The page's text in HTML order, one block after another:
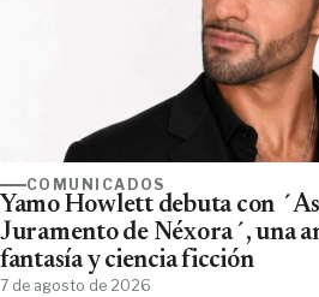
COMUNICADOS
Yamo Howlett debuta con
Juramento de Néxora´, una
fantasía y ciencia ficción
7 de agosto de 2026